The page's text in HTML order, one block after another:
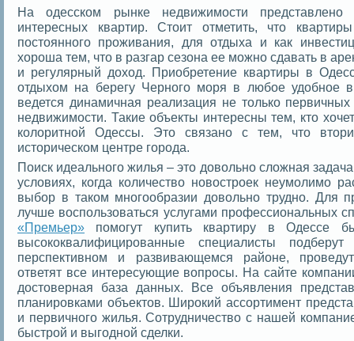
На одесском рынке недвижимости представлено
интересных квартир. Стоит отметить, что
постоянного проживания, для отдыха и как
хороша тем, что в разгар сезона ее можно сдавать в
и регулярный доход. Приобретение квартиры в
отдыхом на берегу Черного моря в любое удобное
ведется динамичная реализация не только
недвижимости. Такие объекты интересны тем, кто
колоритной Одессы. Это связано с тем, что
историческом центре города.
Поиск идеального жилья – это довольно сложная
условиях, когда количество новостроек неумолимо
выбор в таком многообразии довольно трудно. Для
лучше воспользоваться услугами профессиональных
«Премьер» помогут купить квартиру в Одессе
высококвалифицированные специалисты
перспективном и развивающемся районе,
ответят все интересующие вопросы. На сайте
достоверная база данных. Все объявления
планировками объектов. Широкий ассортимент
и первичного жилья. Сотрудничество с нашей
быстрой и выгодной сделки.